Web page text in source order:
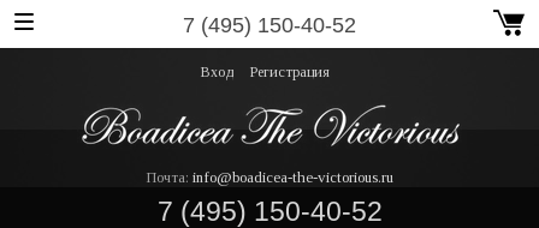
7 (495) 150-40-52
Вход Регистрация
Почта: info@boadicea-the-victorious.ru
7 (495) 150-40-52